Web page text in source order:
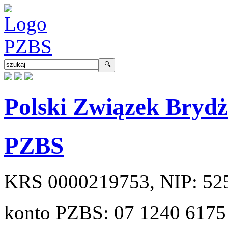
Polski Związek
PZBS
KRS 0000219753, NIP:
konto PZBS: 07 1240